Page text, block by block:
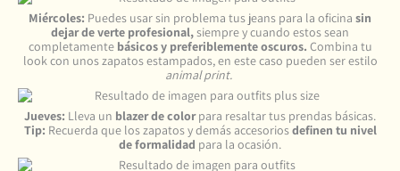
Miércoles: Puedes usar sin problema tus jeans para la oficina sin
dejar de verte profesional,siempre y cuando estos sean
completamente básicos y preferiblemente oscuros. Combina tu
look con unos zapatos estampados, en este caso pueden ser estilo
animal print.
Jueves: Lleva un blazer de colorpara resaltar tus prendas básicas.
Tip: Recuerda que los zapatos y demás accesoriosdefinen tu nivel
de formalidad para la ocasión.